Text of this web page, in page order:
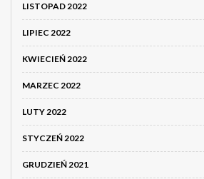
LISTOPAD 2022
LIPIEC 2022
KWIECIEŃ 2022
MARZEC 2022
LUTY 2022
STYCZEŃ 2022
GRUDZIEŃ 2021